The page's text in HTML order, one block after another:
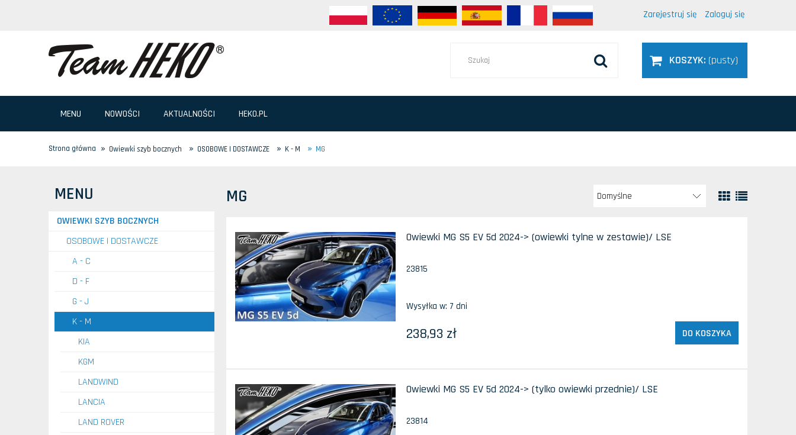
Zarejestruj się Zaloguj się
KOSZYK: (pusty)
MENU NOWOŚCI AKTUALNOŚCI HEKO.PL
Strona główna » Owiewki szyb bocznych » OSOBOWE I DOSTAWCZE » K - M » MG
MENU
OWIEWKI SZYB BOCZNYCH
OSOBOWE I DOSTAWCZE
A - C
D - F
G - J
K - M
KIA
KGM
LANDWIND
LANCIA
LAND ROVER
MG
Owiewki MG S5 EV 5d 2024-> (owiewki tylne w zestawie)/ LSE
23815
Wysyłka w: 7 dni
238,93 zł DO KOSZYKA
Owiewki MG S5 EV 5d 2024-> (tylko owiewki przednie)/ LSE
23814